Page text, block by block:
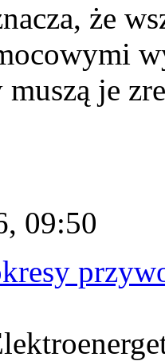
że
je
09:50